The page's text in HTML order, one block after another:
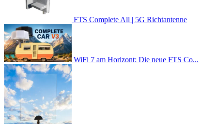
FTS Complete All | 5G Richtantenne
WiFi 7 am Horizont: Die neue FTS Co...